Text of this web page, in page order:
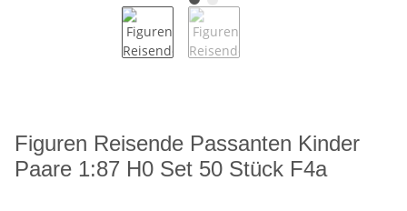
Figuren Reisende Passanten Kinder
Paare 1:87 H0 Set 50 Stück F4a